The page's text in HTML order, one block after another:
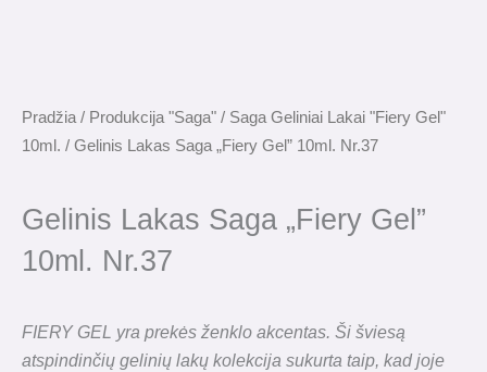
Pradžia/ Produkcija "Saga" / Saga Geliniai Lakai "Fiery Gel"
10ml. / Gelinis Lakas Saga „Fiery Gel” 10ml. Nr.37
Gelinis Lakas Saga „Fiery Gel”
10ml. Nr.37
FIERY GEL yra prekės ženklo akcentas. Ši šviesą
atspindinčių gelinių lakų kolekcija sukurta taip, kad joje